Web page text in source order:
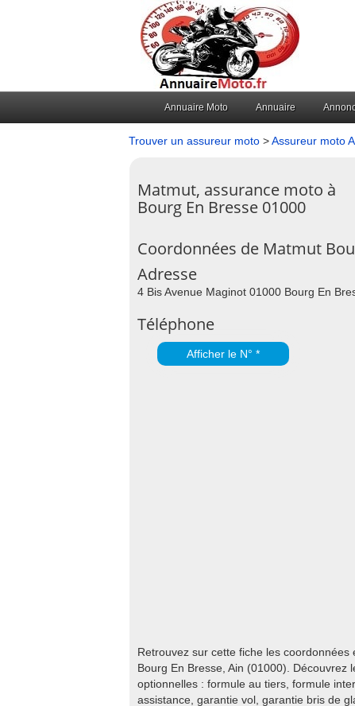
Annuaire Moto Annuaire
Trouver un assureur moto >Assureur moto
Matmut, assurance moto à
Bourg En Bresse 01000
Coordonnées de Matmut
Adresse
4 Bis Avenue Maginot 01000 Bourg En
Téléphone
Afficher le N° *
Retrouvez sur cette fiche les
Bourg En Bresse, Ain (01000).
optionnelles : formule au tiers, formule
assistance, garantie vol, garantie bris de